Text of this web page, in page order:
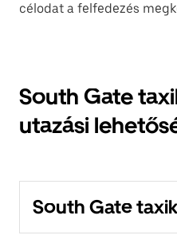
célodat a felfedezés
South Gate
utazási
South Gate taxik